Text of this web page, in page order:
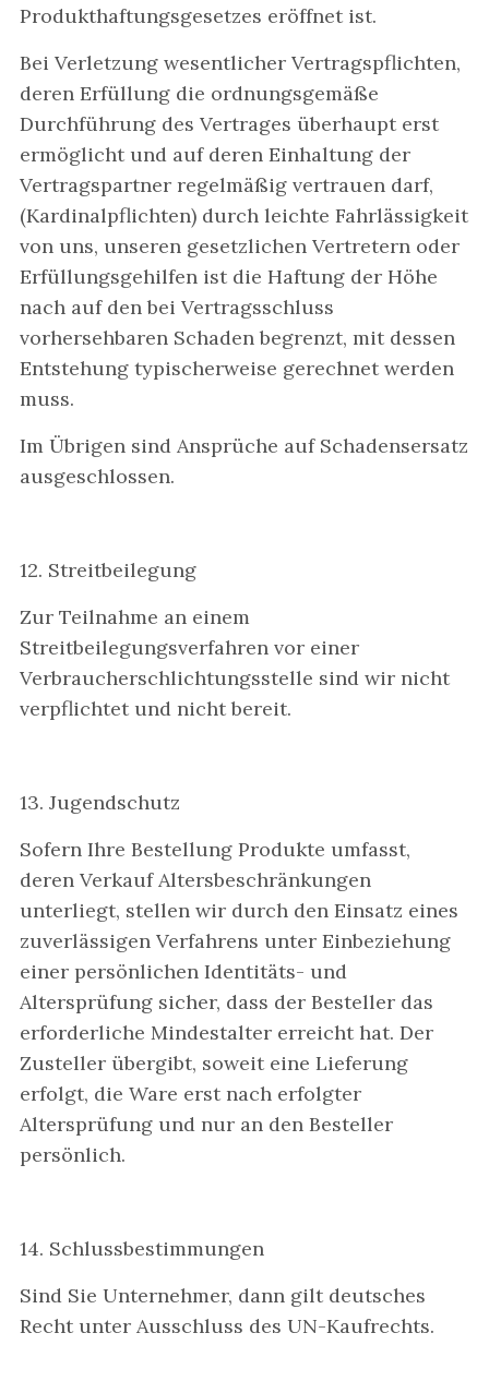
Produkthaftungsgesetzes eröffnet ist.
Bei Verletzung wesentlicher Vertragspflichten,
deren Erfüllung die ordnungsgemäße
Durchführung des Vertrages überhaupt erst
ermöglicht und auf deren Einhaltung der
Vertragspartner regelmäßig vertrauen darf,
(Kardinalpflichten) durch leichte Fahrlässigkeit
von uns, unseren gesetzlichen Vertretern oder
Erfüllungsgehilfen ist die Haftung der Höhe
nach auf den bei Vertragsschluss
vorhersehbaren Schaden begrenzt, mit dessen
Entstehung typischerweise gerechnet werden
muss.
Im Übrigen sind Ansprüche auf Schadensersatz
ausgeschlossen.
12. Streitbeilegung
Zur Teilnahme an einem
Streitbeilegungsverfahren vor einer
Verbraucherschlichtungsstelle sind wir nicht
verpflichtet und nicht bereit.
13. Jugendschutz
Sofern Ihre Bestellung Produkte umfasst,
deren Verkauf Altersbeschränkungen
unterliegt, stellen wir durch den Einsatz eines
zuverlässigen Verfahrens unter Einbeziehung
einer persönlichen Identitäts- und
Altersprüfung sicher, dass der Besteller das
erforderliche Mindestalter erreicht hat. Der
Zusteller übergibt, soweit eine Lieferung
erfolgt, die Ware erst nach erfolgter
Altersprüfung und nur an den Besteller
persönlich.
14. Schlussbestimmungen
Sind Sie Unternehmer, dann gilt deutsches
Recht unter Ausschluss des UN-Kaufrechts.